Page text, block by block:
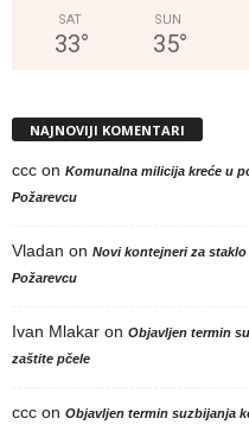
SAT
33°
SUN
35°
NAJNOVIJI KOMENTARI
ccc on Komunalna milicija kreće u
Požarevcu
Vladan on Novi kontejneri za
Požarevcu
Ivan Mlakar on Objavljen termin
zaštite pčele
ccc on Objavljen termin suzbijanja